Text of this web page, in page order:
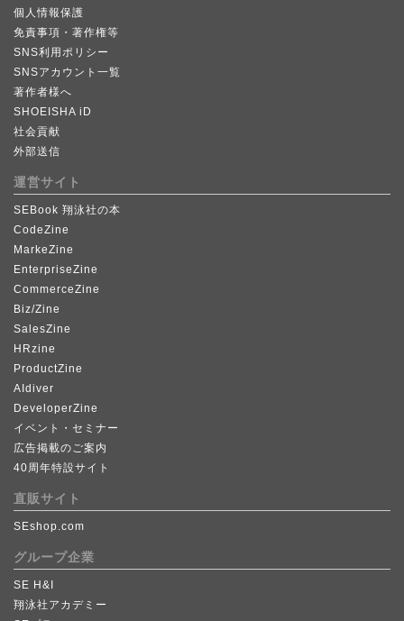
個人情報保護
免責事項・著作権等
SNS利用ポリシー
SNSアカウント一覧
著作者様へ
SHOEISHA iD
社会貢献
外部送信
運営サイト
SEBook 翔泳社の本
CodeZine
MarkeZine
EnterpriseZine
CommerceZine
Biz/Zine
SalesZine
HRzine
ProductZine
AIdiver
DeveloperZine
イベント・セミナー
広告掲載のご案内
40周年特設サイト
直販サイト
SEshop.com
グループ企業
SE H&I
翔泳社アカデミー